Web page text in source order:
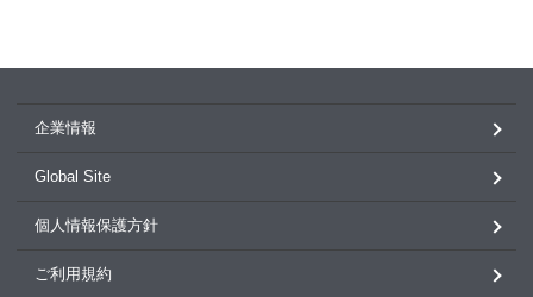
企業情報
Global Site
個人情報保護方針
ご利用規約